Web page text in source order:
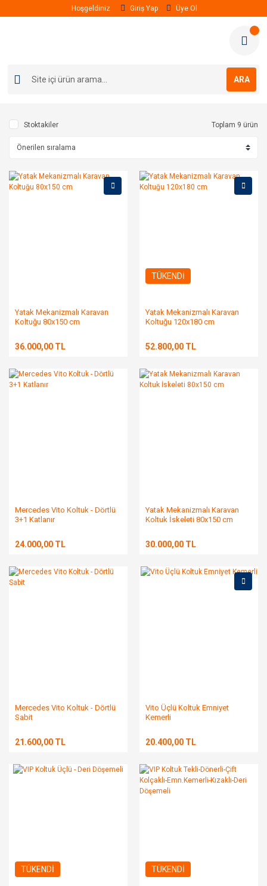
Hoşgeldiniz Giriş Yap Üye Ol
ARA
Stoktakiler Toplam 9 ürün
Yatak Mekanizmalı Karavan
Koltuğu 80x150 cm
36.000,00 TL
TÜKENDİ
Yatak Mekanizmalı Karavan
Koltuğu 120x180 cm
52.800,00 TL
Mercedes Vito Koltuk - Dörtlü
3+1 Katlanır
24.000,00 TL
Yatak Mekanizmalı Karavan
Koltuk İskeleti 80x150 cm
30.000,00 TL
Mercedes Vito Koltuk - Dörtlü
Sabit
21.600,00 TL
Vito Üçlü Koltuk Emniyet
Kemerli
20.400,00 TL
TÜKENDİ TÜKENDİ